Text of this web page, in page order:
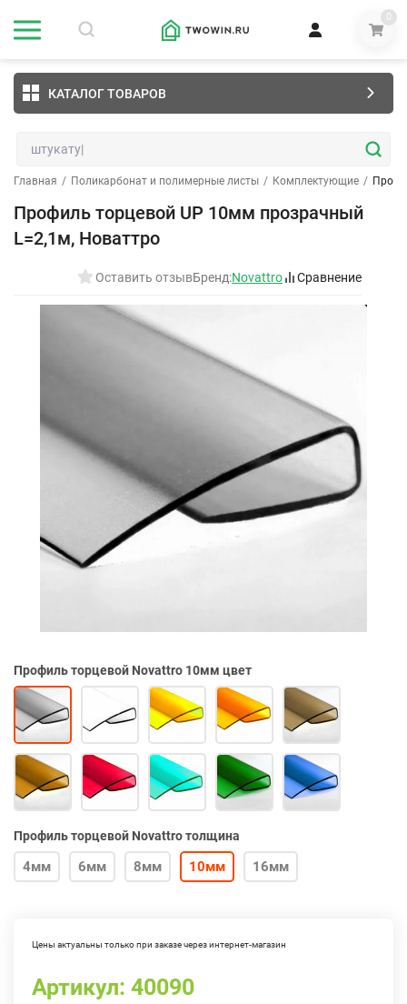
0
КАТАЛОГ ТОВАРОВ
Главная / Поликарбонат и полимерные листы / Комплектующие /
Профиль торцевой UP 10мм прозрачный
L=2,1м, Новаттро
Оставить отзывБренд:Novattro Сравнение
Профиль торцевой Novattro 10мм цвет
Профиль торцевой Novattro толщина
4мм 6мм 8мм 10мм 16мм
Цены актуальны только при заказе через интернет-магазин
Артикул: 40090